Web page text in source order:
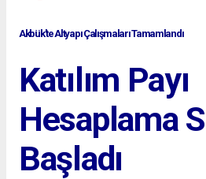
Akbük'te Altyapı Çalışmaları Tamamlandı
Katılım Payı
Hesaplama
Başladı